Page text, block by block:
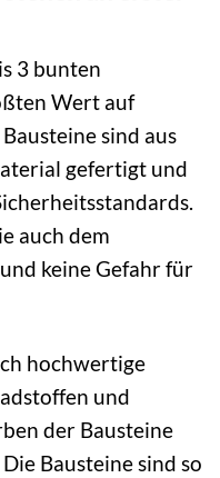
3 bunten
Wert auf
sind aus
gefertigt und
auch dem
keine Gefahr für
hochwertige
und
der Bausteine
Bausteine sind so